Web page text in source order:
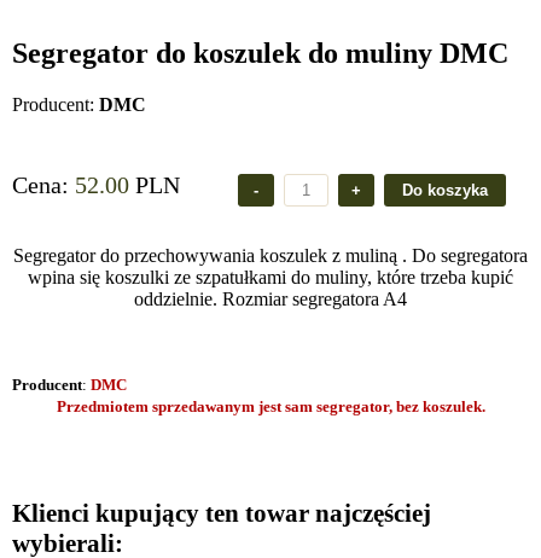
Segregator do koszulek do muliny DMC
Producent: DMC
Cena: 52.00 PLN
Segregator do przechowywania koszulek z muliną . Do segregatora
wpina się koszulki ze szpatułkami do muliny, które trzeba kupić
oddzielnie. Rozmiar segregatora A4
Producent: DMC
Przedmiotem sprzedawanym jest sam segregator, bez koszulek.
Klienci kupujący ten towar najczęściej
wybierali: